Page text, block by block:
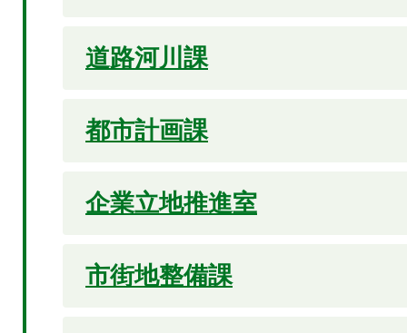
道路河川課
都市計画課
企業立地推進室
市街地整備課